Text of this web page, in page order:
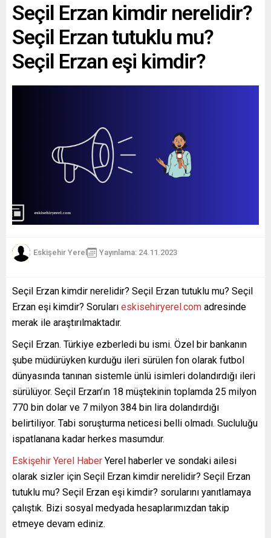
Seçil Erzan kimdir nerelidir?
Seçil Erzan tutuklu mu?
Seçil Erzan eşi kimdir?
Eskişehir Yerel Yayınlama: 24.11.2023
Seçil Erzan kimdir nerelidir? Seçil Erzan tutuklu mu? Seçil
Erzan eşi kimdir? Soruları eskisehiryerel.com adresinde
merak ile araştırılmaktadır.
Seçil Erzan. Türkiye ezberledi bu ismi. Özel bir bankanın
şube müdürüyken kurduğu ileri sürülen fon olarak futbol
dünyasında tanınan sistemle ünlü isimleri dolandırdığı ileri
sürülüyor. Seçil Erzan’ın 18 müştekinin toplamda 25 milyon
770 bin dolar ve 7 milyon 384 bin lira dolandırdığı
belirtiliyor. Tabi soruşturma neticesi belli olmadı. Sucluluğu
ispatlanana kadar herkes masumdur.
Eskişehir Yerel Haber Yerel haberler ve sondaki ailesi
olarak sizler için Seçil Erzan kimdir nerelidir? Seçil Erzan
tutuklu mu? Seçil Erzan eşi kimdir? sorularını yanıtlamaya
çalıştık. Bizi sosyal medyada hesaplarımızdan takip
etmeye devam ediniz.